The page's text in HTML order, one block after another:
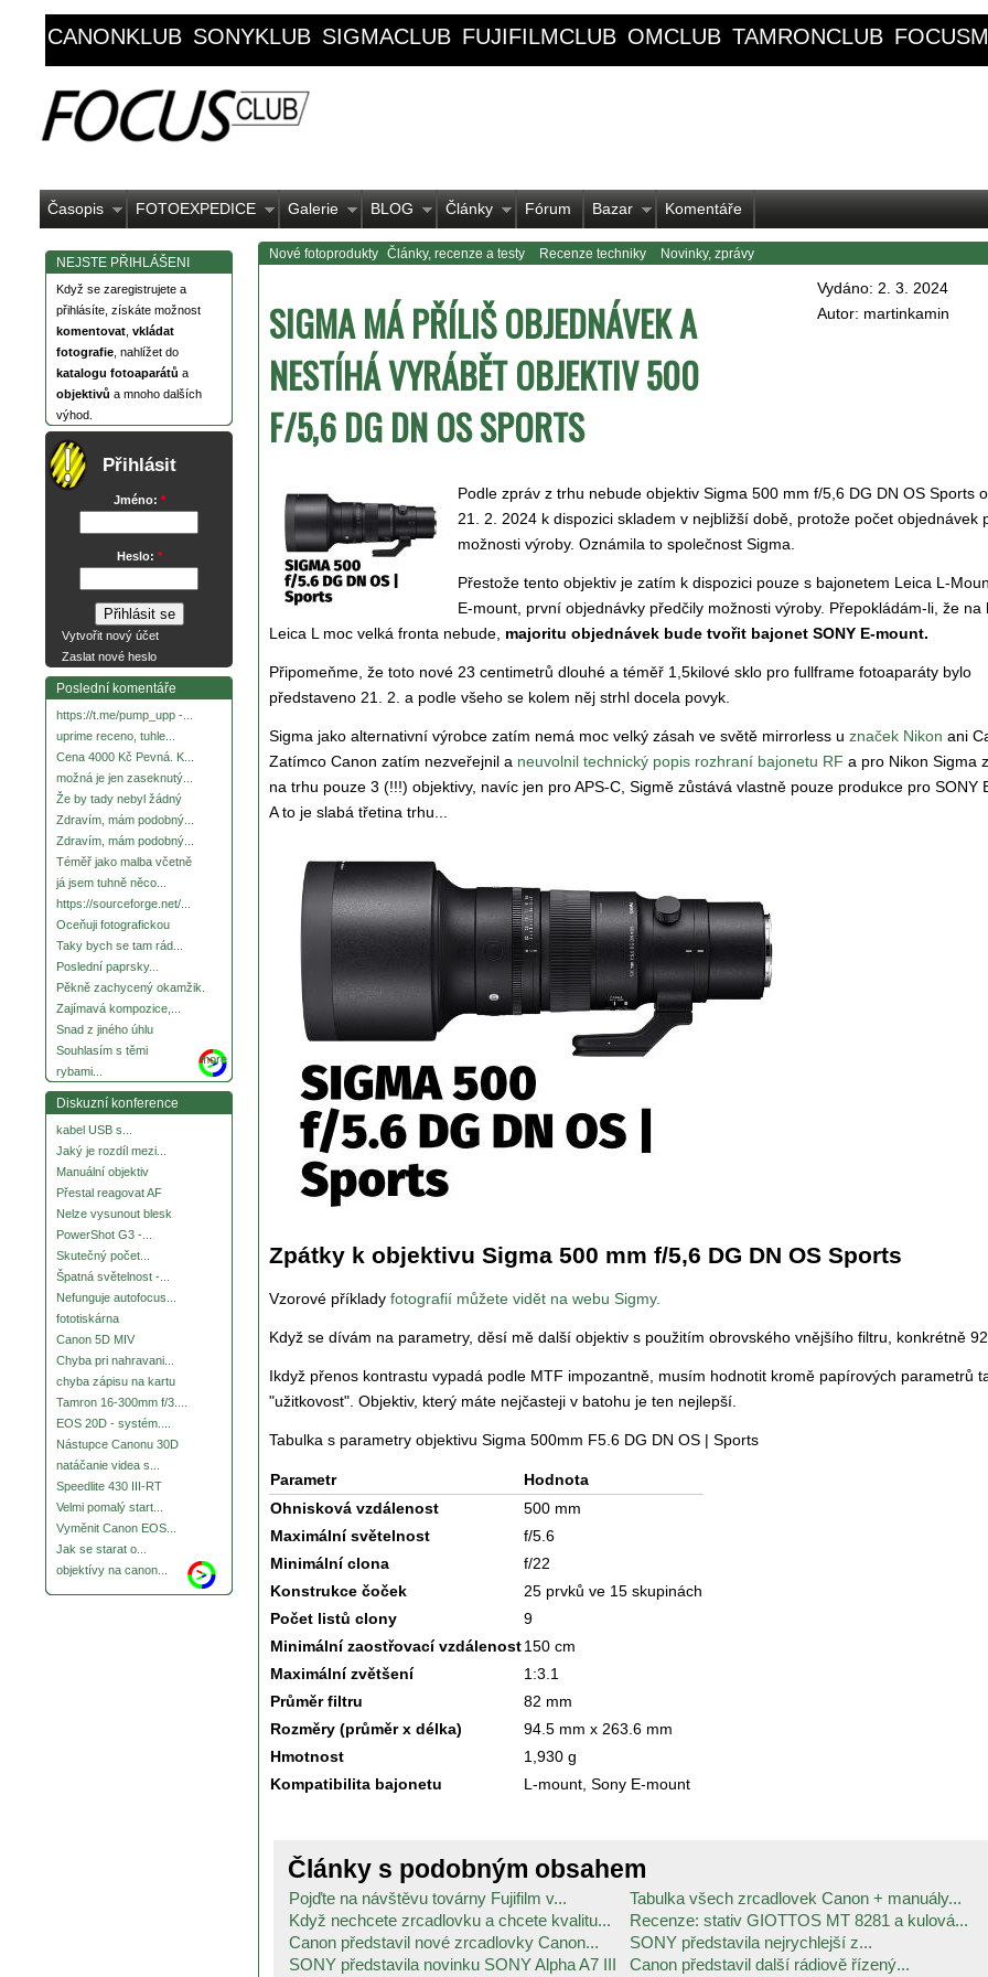
CANONKLUB SONYKLUB SIGMACLUB FUJIFILMCLUB OMCLUB TAMRONCLUB
Časopis FOTOEXPEDICE Galerie BLOG Články Fórum Bazar Komentáře
NEJSTE PŘIHLÁŠENI
Když se zaregistrujete a
přihlásíte, získáte možnost
komentovat vkládat
fotografie , nahlížet do
katalogu fotoaparátů a
objektivů a mnoho dalších
výhod.
Přihlásit
Jméno: *
Heslo: *
Vytvořit nový účet
Zaslat nové heslo
Poslední komentáře
https://t.me/pump_upp -...
uprime receno, tuhle...
Cena 4000 Kč Pevná. K...
možná je jen zaseknutý...
Že by tady nebyl žádný
Zdravím, mám podobný...
Zdravím, mám podobný...
Téměř jako malba včetně
já jsem tuhně něco...
https://sourceforge.net/...
Oceňuji fotografickou
Taky bych se tam rád...
Poslední paprsky...
Pěkně zachycený okamžik.
Zajímavá kompozice,...
Snad z jiného úhlu
Souhlasím s těmi
rybami...
more
Diskuzní konference
kabel USB s...
Jaký je rozdíl mezi...
Manuální objektiv
Přestal reagovat AF
Nelze vysunout blesk
PowerShot G3 -...
Skutečný počet...
Špatná světelnost -...
Nefunguje autofocus...
fototiskárna
Canon 5D MIV
Chyba pri nahravani...
chyba zápisu na kartu
Tamron 16-300mm f/3....
EOS 20D - systém....
Nástupce Canonu 30D
natáčanie videa s...
Speedlite 430 III-RT
Velmi pomalý start...
Vyměnit Canon EOS...
Jak se starat o...
objektívy na canon...
Nové fotoprodukty Články, recenze a testy Recenze techniky Novinky, zprávy
SIGMA MÁ PŘÍLIŠ OBJEDNÁVEK A
NESTÍHÁ VYRÁBĚT OBJEKTIV 500
F/5,6 DG DN OS SPORTS
Vydáno: 2. 3. 2024
Autor: martinkamin
Podle zpráv z trhu nebude objektiv Sigma 500 mm f/5,6 DG DN OS Sports
21. 2. 2024 k dispozici skladem v nejbližší době, protože počet objednávek
možnosti výroby. Oznámila to společnost Sigma.
Přestože tento objektiv je zatím k dispozici pouze s bajonetem Leica L-
E-mount, první objednávky předčily možnosti výroby. Přepokládám-li, že na
Leica L moc velká fronta nebude, majoritu objednávek bude tvořit bajonet SONY E-mount.
Připomeňme, že toto nové 23 centimetrů dlouhé a téměř 1,5kilové sklo pro fullframe fotoaparáty bylo
představeno 21. 2. a podle všeho se kolem něj strhl docela povyk.
Sigma jako alternativní výrobce zatím nemá moc velký zásah ve světě mirrorless u značek Nikon ani
Zatímco Canon zatím nezveřejnil a neuvolnil technický popis rozhraní bajonetu RF a pro Nikon Sigma
na trhu pouze 3 (!!!) objektivy, navíc jen pro APS-C, Sigmě zůstává vlastně pouze produkce pro SONY
A to je slabá třetina trhu...
Zpátky k objektivu Sigma 500 mm f/5,6 DG DN OS Sports
Vzorové příklady fotografií můžete vidět na webu Sigmy.
Když se dívám na parametry, děsí mě další objektiv s použitím obrovského vnějšího filtru, konkrétně
Ikdyž přenos kontrastu vypadá podle MTF impozantně, musím hodnotit kromě papírových parametrů
"užitkovost". Objektiv, který máte nejčasteji v batohu je ten nejlepší.
Tabulka s parametry objektivu Sigma 500mm F5.6 DG DN OS | Sports
Parametr
Hodnota
Ohnisková vzdálenost
500 mm
Maximální světelnost
f/5.6
Minimální clona
f/22
Konstrukce čoček
25 prvků ve 15 skupinách
Počet listů clony
9
Minimální zaostřovací vzdálenost150 cm
Maximální zvětšení
1:3.1
Průměr filtru
82 mm
Rozměry (průměr x délka)
94.5 mm x 263.6 mm
Hmotnost
1,930 g
Kompatibilita bajonetu
L-mount, Sony E-mount
Články s podobným obsahem
Pojďte na návštěvu továrny Fujifilm v...
Tabulka všech zrcadlovek Canon + manuály...
Když nechcete zrcadlovku a chcete kvalitu...
Recenze: stativ GIOTTOS MT 8281 a kulová...
Canon představil nové zrcadlovky Canon...
SONY představila nejrychlejší z...
SONY představila novinku SONY Alpha A7 III
Canon představil další rádiově řízený...